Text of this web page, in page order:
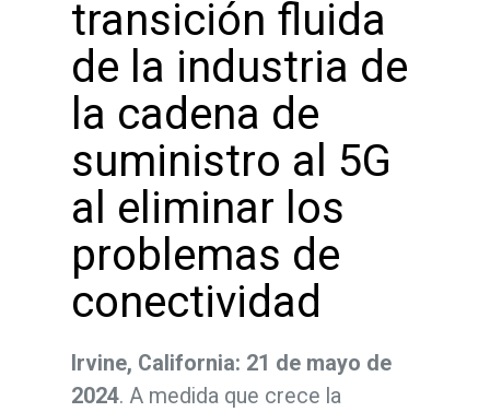
transición fluida
de la industria de
la cadena de
suministro al 5G
al eliminar los
problemas de
conectividad
Irvine, California: 21 de mayo de
2024. A medida que crece la